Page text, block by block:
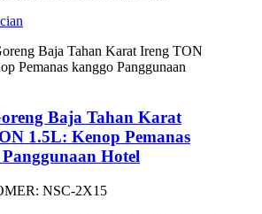
Baja Tahan Karat
1.5L: Kenop Pemanas
Hotel
NSC-2X15